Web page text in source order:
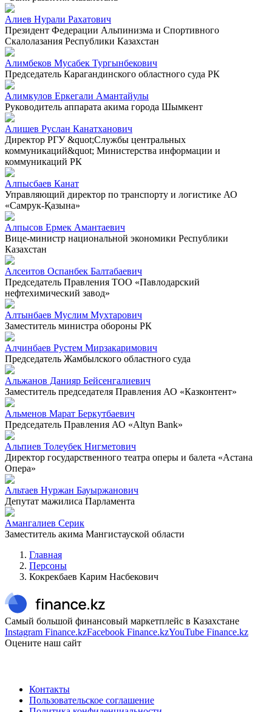
Алиев Нурали Рахатович
Президент Федерации Альпинизма и Спортивного
Скалолазания Республики Казахстан
Алимбеков Мусабек Тургынбекович
Председатель Карагандинского областного суда РК
Алимкулов Еркегали Амантайулы
Руководитель аппарата акима города Шымкент
Алишев Руслан Канатханович
Директор РГУ &quot;Службы центральных
коммуникаций&quot; Министерства информации и
коммуникаций РК
Алпысбаев Канат
Управляющий директор по транспорту и логистике АО
«Самрук-Қазына»
Алпысов Ермек Амантаевич
Вице-министр национальной экономики Республики
Казахстан
Алсеитов Оспанбек Балтабаевич
Председатель Правления ТОО «Павлодарский
нефтехимический завод»
Алтынбаев Муслим Мухтарович
Заместитель министра обороны РК
Алчинбаев Рустем Мирзакаримович
Председатель Жамбылского областного суда
Альжанов Данияр Бейсенгалиевич
Заместитель председателя Правления АО «Казконтент»
Альменов Марат Беркутбаевич
Председатель Правления АО «Altyn Bank»
Альпиев Толеубек Нигметович
Директор государственного театра оперы и балета «Астана
Опера»
Альтаев Нуржан Бауыржанович
Депутат мажилиса Парламента
Амангалиев Серик
Заместитель акима Мангистауской области
Главная
Персоны
Кокрекбаев Карим Насбекович
Самый большой финансовый маркетплейс в Казахстане
Instagram Finance.kzFacebook Finance.kzYouTube Finance.kz
Оцените наш сайт
Контакты
Пользовательское соглашение